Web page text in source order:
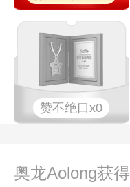
赞不绝口x0
奥龙Aolong获